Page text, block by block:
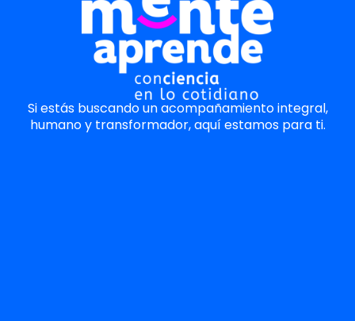
Si estás buscando un acompañamiento integral,
humano y transformador, aquí estamos para ti.